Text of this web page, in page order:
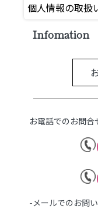
個人情報の取扱
Infomation
お電話でのお問合
-メールでのお問